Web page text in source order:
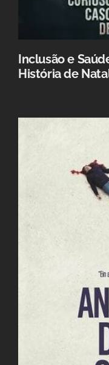
Inclusão e
História de